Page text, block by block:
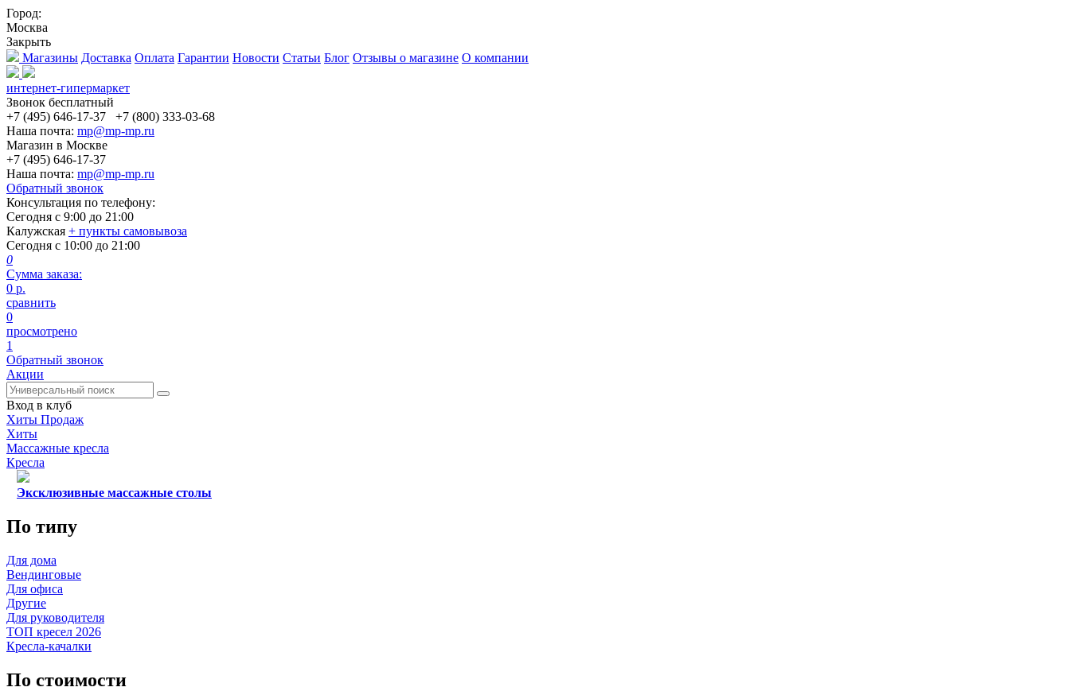
Город:
Москва
Закрыть
Магазины Доставка Оплата Гарантии Новости Статьи Блог Отзывы о магазине О компании
интернет-гипермаркет
Звонок бесплатный
+7 (495) 646-17-37
+7 (800) 333-03-68
Наша почта: mp@mp-mp.ru
Магазин в Москве
+7 (495) 646-17-37
Наша почта: mp@mp-mp.ru
Обратный звонок
Консультация по телефону:
Сегодня с 9:00 до 21:00
Калужская + пункты самовывоза
Сегодня с 10:00 до 21:00
0
Сумма заказа:
0 р.
сравнить
0
просмотрено
1
Обратный звонок
Акции
Вход в клуб
Хиты Продаж
Хиты
Массажные кресла
Кресла
Эксклюзивные массажные столы
По типу
Для дома
Вендинговые
Для офиса
Другие
Для руководителя
ТОП кресел 2026
Кресла-качалки
По стоимости